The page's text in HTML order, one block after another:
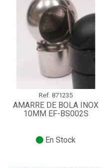
Ref. 871235
AMARRE DE BOLA INOX
10MM EF-BS002S
En Stock